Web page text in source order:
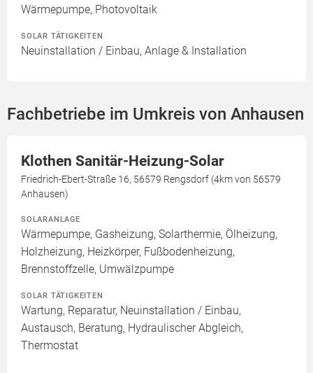
Wärmepumpe, Photovoltaik
SOLAR TÄTIGKEITEN
Neuinstallation / Einbau, Anlage & Installation
Fachbetriebe im Umkreis von Anhausen
Klothen Sanitär-Heizung-Solar
Friedrich-Ebert-Straße 16, 56579 Rengsdorf (4km von 56579
Anhausen)
SOLARANLAGE
Wärmepumpe, Gasheizung, Solarthermie, Ölheizung,
Holzheizung, Heizkörper, Fußbodenheizung,
Brennstoffzelle, Umwälzpumpe
SOLAR TÄTIGKEITEN
Wartung, Reparatur, Neuinstallation / Einbau,
Austausch, Beratung, Hydraulischer Abgleich,
Thermostat